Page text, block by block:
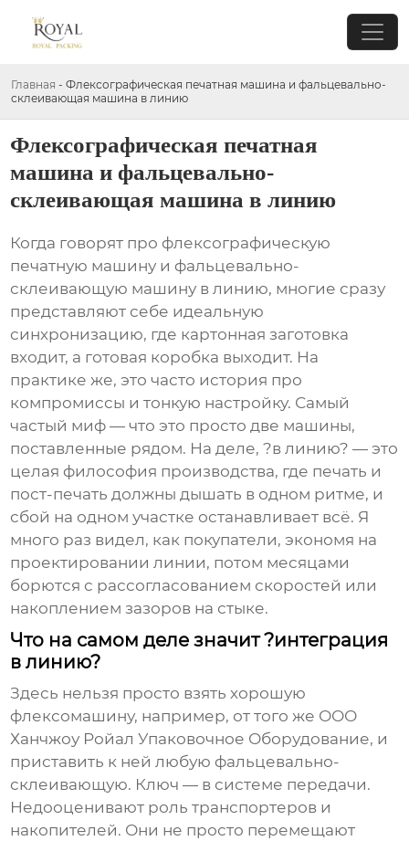
Главная - Флексографическая печатная машина и фальцевально-
склеивающая машина в линию
Флексографическая печатная
машина и фальцевально-
склеивающая машина в линию
Когда говорят про флексографическую
печатную машину и фальцевально-
склеивающую машину в линию, многие сразу
представляют себе идеальную
синхронизацию, где картонная заготовка
входит, а готовая коробка выходит. На
практике же, это часто история про
компромиссы и тонкую настройку. Самый
частый миф — что это просто две машины,
поставленные рядом. На деле, ?в линию? — это
целая философия производства, где печать и
пост-печать должны дышать в одном ритме, и
сбой на одном участке останавливает всё. Я
много раз видел, как покупатели, экономя на
проектировании линии, потом месяцами
борются с рассогласованием скоростей или
накоплением зазоров на стыке.
Что на самом деле значит ?интеграция
в линию?
Здесь нельзя просто взять хорошую
флексомашину, например, от того же ООО
Ханчжоу Ройал Упаковочное Оборудование, и
приставить к ней любую фальцевально-
склеивающую. Ключ — в системе передачи.
Недооценивают роль транспортеров и
накопителей. Они не просто перемещают